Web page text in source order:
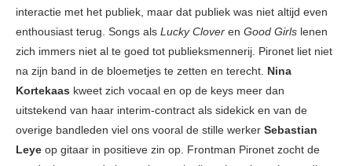
interactie met het publiek, maar dat publiek was niet altijd even
enthousiast terug. Songs als Lucky Clover en Good Girls lenen
zich immers niet al te goed tot publieksmennerij. Pironet liet niet
na zijn band in de bloemetjes te zetten en terecht. Nina
Kortekaas kweet zich vocaal en op de keys meer dan
uitstekend van haar interim-contract als sidekick en van de
overige bandleden viel ons vooral de stille werker Sebastian
Leye op gitaar in positieve zin op. Frontman Pironet zocht de